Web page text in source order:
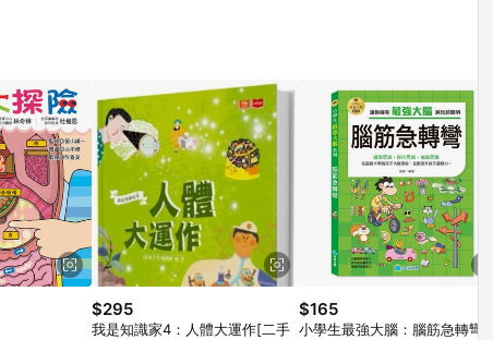
$295
我是知識家4：人體大運作[二手
$165
小學生最強大腦：腦筋急轉彎